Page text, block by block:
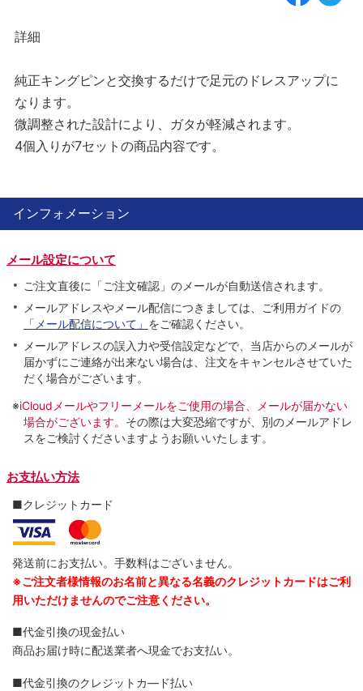
詳細
純正キングピンと交換するだけで足元のドレスアップに
なります。
微調整された設計により、ガタが軽減されます。
4個入りが7セットの商品内容です。
インフォメーション
メール設定について
ご注文直後に「ご注文確認」のメールが自動送信されます。
メールアドレスやメール配信につきましては、ご利用ガイドの
「メール配信について」 をご確認ください。
メールアドレスの誤入力や受信設定などで、当店からのメールが
届かずにご連絡が出来ない場合は、注文をキャンセルさせていた
だく場合がございます。
※iCloudメールやフリーメールをご使用の場合、メールが届かない
場合がございます。 その際は大変恐縮ですが、別のメールアドレ
スをご検討くださいますようお願いいたします。
お支払い方法
■クレジットカード
発送前にお支払い。手数料はございません。
※ご注文者様情報のお名前と異なる名義のクレジットカードはご利
用いただけませんのでご注意ください。
■代金引換の現金払い
商品お届け時に配送業者へ現金でお支払い。
■代金引換のクレジットカ―ド払い